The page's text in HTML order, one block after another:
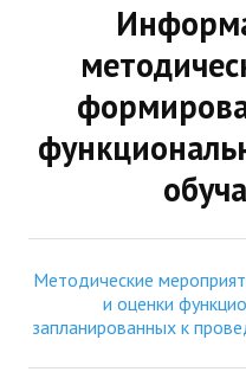
Будни института
АНОНСЫ
ИНСТИТУТ
Противодействие
Организация УВП
ГИА
Методические
и оценки
запланированных к